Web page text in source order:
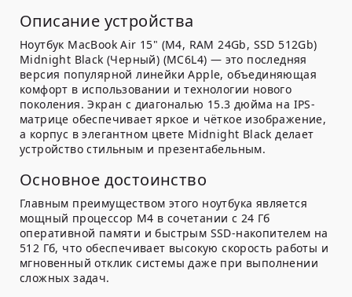
Описание устройства
Ноутбук MacBook Air 15" (M4, RAM 24Gb, SSD 512Gb)
Midnight Black (Черный) (MC6L4) — это последняя
версия популярной линейки Apple, объединяющая
комфорт в использовании и технологии нового
поколения. Экран с диагональю 15.3 дюйма на IPS-
матрице обеспечивает яркое и чёткое изображение,
а корпус в элегантном цвете Midnight Black делает
устройство стильным и презентабельным.
Основное достоинство
Главным преимуществом этого ноутбука является
мощный процессор M4 в сочетании с 24 Гб
оперативной памяти и быстрым SSD-накопителем на
512 Гб, что обеспечивает высокую скорость работы и
мгновенный отклик системы даже при выполнении
сложных задач.